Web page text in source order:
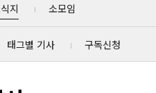
지 소모임
태그별 기사 구독신청